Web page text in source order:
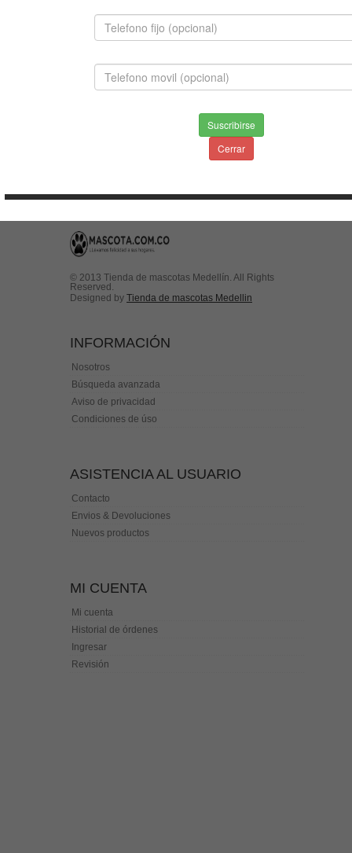
$2,800,000.00
INFORMACION
© 2013 Tienda de mascotas Medellín. All Rights
Reserved.
Designed by Tienda de mascotas Medellin
INFORMACIÓN
Nosotros
Búsqueda avanzada
Aviso de privacidad
Condiciones de úso
ASISTENCIA AL USUARIO
Contacto
Envios & Devoluciones
Nuevos productos
MI CUENTA
Mi cuenta
Historial de órdenes
Ingresar
Revisión
Suscribirse
Cerrar